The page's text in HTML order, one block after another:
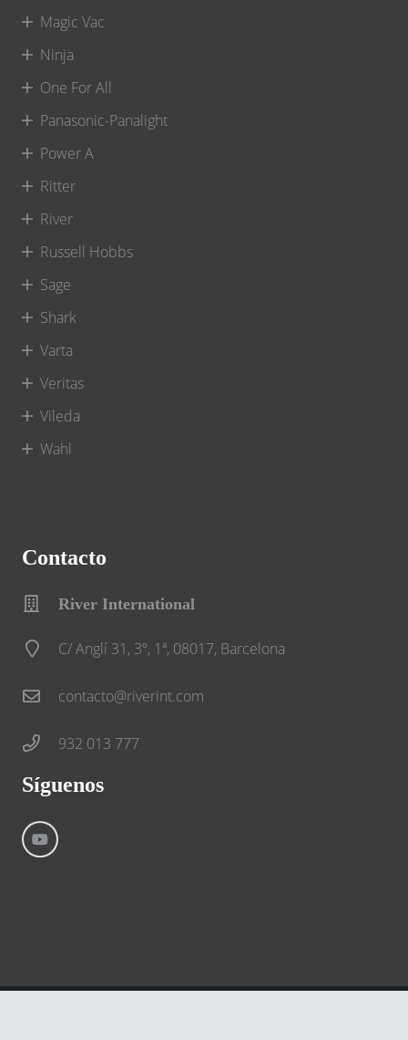
Magic Vac
Ninja
One For All
Panasonic-Panalight
Power A
Ritter
River
Russell Hobbs
Sage
Shark
Varta
Veritas
Vileda
Wahl
Contacto
River International
C/ Anglí 31, 3º, 1ª, 08017, Barcelona
contacto@riverint.com
932 013 777
Síguenos